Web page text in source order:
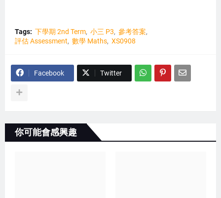
Tags: 下學期 2nd Term 小三 P3
參考答案
評估 Assessment
數學 Maths XS0908
Facebook Twitter
你可能會感興趣